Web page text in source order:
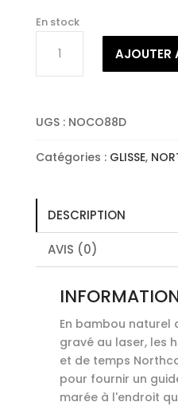
En stock
NORTHCORE
HEURE
MARÉE
AJOUTER
UGS : NOCO88D
Catégories : GLISSE,
DESCRIPTION
AVIS (0)
En bambou naturel
gravé au laser, les
et de temps
pour fournir un
marée à l'endroit